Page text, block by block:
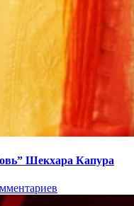
Шекхара Капура